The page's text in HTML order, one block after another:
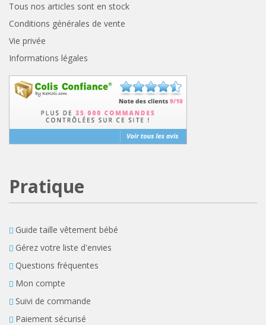
Tous nos articles sont en stock
Conditions générales de vente
Vie privée
Informations légales
Pratique
Guide taille vêtement bébé
Gérez votre liste d'envies
Questions fréquentes
Mon compte
Suivi de commande
Paiement sécurisé